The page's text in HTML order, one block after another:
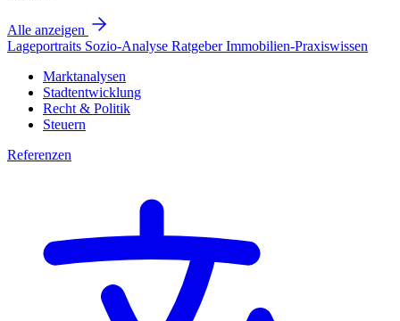
Alle anzeigen
Lageportraits Sozio-Analyse RatgeberImmobilien-Praxiswissen
Marktanalysen
Stadtentwicklung
Recht & Politik
Steuern
Referenzen